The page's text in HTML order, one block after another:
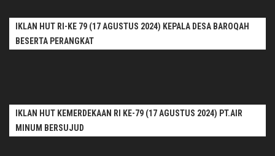
IKLAN HUT RI-KE 79 (17 AGUSTUS 2024) KEPALA DESA BAROQAH
BESERTA PERANGKAT
IKLAN HUT KEMERDEKAAN RI KE-79 (17 AGUSTUS 2024) PT.AIR
MINUM BERSUJUD